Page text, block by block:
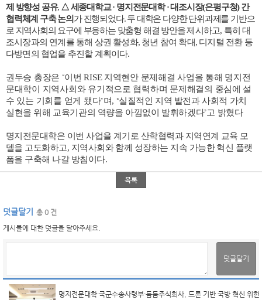
제 방향성 공유, △세종대학교· 명지전문대학·대조시장(은평구청)간
협력체계 구축 논의가 진행되었다.두대학은 다양한 단위과제를 기반으
로 지역사회의 요구에 부응하는 맞춤형 해결 방안을제시하고, 특히 대
조시장과의 연계를 통해 상권 활성화, 청년 참여 확대, 디지털 전환 등
다방면의 협업을 추진할 계획이다.
권두승 총장은 “이번RISE 지역현안 문제해결 사업을 통해 명지전
문대학이 지역사회와 유기적으로 협력하며 문제해결의 중심에 설
수 있는 기회를 얻게 됐다”며, “실질적인 지역 발전과 사회적 가치
실현을 위해 교육기관의 역량을 아낌없이 발휘하겠다”고 밝혔다
명지전문대학은 이번 사업을 계기로 산학협력과 지역연계 교육 모
델을 고도화하고, 지역사회와 함께 성장하는 지속 가능한 혁신 플랫
폼을 구축해 나갈 방침이다.
목록
덧글달기
총 0 건
게시물에 대한 덧글을 달아주세요.
덧글달기